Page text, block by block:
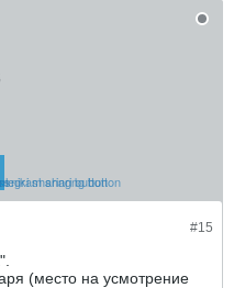
#15
(место на усмотрение